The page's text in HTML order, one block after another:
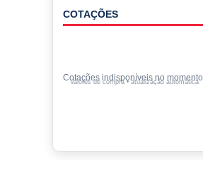
COTAÇÕES
Cotações indisponíveis no momento.
Valores de compra • atualização automática